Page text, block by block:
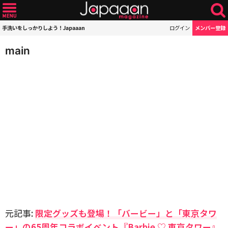
手洗いをしっかりしよう！Japaaan ログイン メンバー登録
main
元記事: 限定グッズも登場！「バービー」と「東京タワ